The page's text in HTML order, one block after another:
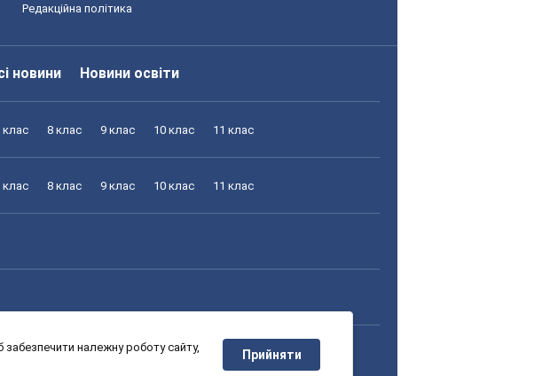
Редакційна політика
новини Новини освіти
клас 8 клас 9 клас 10 клас 11 клас
клас 8 клас 9 клас 10 клас 11 клас
клас 8 клас 9 клас 10 клас 11 клас
належну роботу сайту,
Прийняти